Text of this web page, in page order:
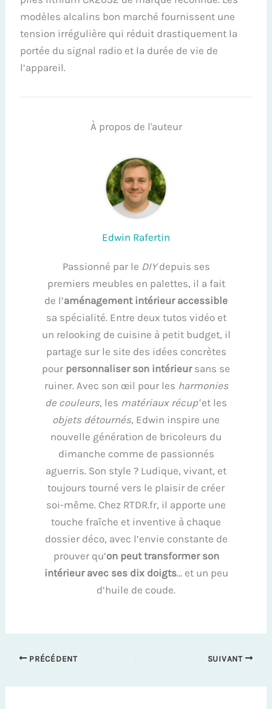
modèles alcalins bon marché fournissent une
tension irrégulière qui réduit drastiquement la
portée du signal radio et la durée de vie de
l’appareil.
À propos de l'auteur
Edwin Rafertin
Passionné par le DIYdepuis ses
premiers meubles en palettes, il a fait
de l’aménagement intérieur accessible
sa spécialité. Entre deux tutos vidéo et
un relooking de cuisine à petit budget, il
partage sur le site des idées concrètes
pour personnaliser son intérieursans se
ruiner. Avec son œil pour les harmonies
de couleurs, les matériaux récup'et les
objets détournés, Edwin inspire une
nouvelle génération de bricoleurs du
dimanche comme de passionnés
aguerris. Son style ? Ludique, vivant, et
toujours tourné vers le plaisir de créer
soi-même. Chez RTDR.fr, il apporte une
touche fraîche et inventive à chaque
dossier déco, avec l’envie constante de
prouver qu’on peut transformer son
intérieur avec ses dix doigts… et un peu
d’huile de coude.
PRÉCÉDENT SUIVANT